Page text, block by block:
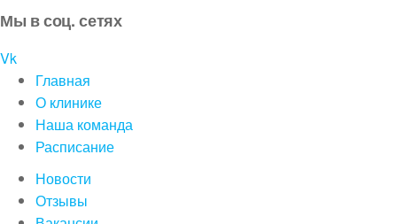
Мы в соц. сетях
Vk
Главная
О клинике
Наша команда
Расписание
Новости
Отзывы